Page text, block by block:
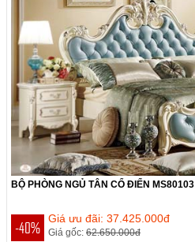
BỘ PHÒNG NGỦ TÂN CỔ ĐIỂN MS80103
-40% Giá ưu đãi: 37.425.000đ
Giá gốc: 62.650.000đ